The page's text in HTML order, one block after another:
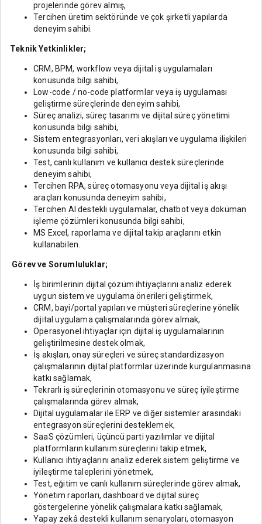
projelerinde görev almış,
Tercihen üretim sektöründe ve çok şirketli yapılarda
deneyim sahibi.
Teknik Yetkinlikler;
CRM, BPM, workflow veya dijital iş uygulamaları
konusunda bilgi sahibi,
Low-code / no-code platformlar veya iş uygulaması
geliştirme süreçlerinde deneyim sahibi,
Süreç analizi, süreç tasarımı ve dijital süreç yönetimi
konusunda bilgi sahibi,
Sistem entegrasyonları, veri akışları ve uygulama ilişkileri
konusunda bilgi sahibi,
Test, canlı kullanım ve kullanıcı destek süreçlerinde
deneyim sahibi,
Tercihen RPA, süreç otomasyonu veya dijital iş akışı
araçları konusunda deneyim sahibi,
Tercihen AI destekli uygulamalar, chatbot veya doküman
işleme çözümleri konusunda bilgi sahibi,
MS Excel, raporlama ve dijital takip araçlarını etkin
kullanabilen.
Görev ve Sorumluluklar;
İş birimlerinin dijital çözüm ihtiyaçlarını analiz ederek
uygun sistem ve uygulama önerileri geliştirmek,
CRM, bayi/portal yapıları ve müşteri süreçlerine yönelik
dijital uygulama çalışmalarında görev almak,
Operasyonel ihtiyaçlar için dijital iş uygulamalarının
geliştirilmesine destek olmak,
İş akışları, onay süreçleri ve süreç standardizasyon
çalışmalarının dijital platformlar üzerinde kurgulanmasına
katkı sağlamak,
Tekrarlı iş süreçlerinin otomasyonu ve süreç iyileştirme
çalışmalarında görev almak,
Dijital uygulamalar ile ERP ve diğer sistemler arasındaki
entegrasyon süreçlerini desteklemek,
SaaS çözümleri, üçüncü parti yazılımlar ve dijital
platformların kullanım süreçlerini takip etmek,
Kullanıcı ihtiyaçlarını analiz ederek sistem geliştirme ve
iyileştirme taleplerini yönetmek,
Test, eğitim ve canlı kullanım süreçlerinde görev almak,
Yönetim raporları, dashboard ve dijital süreç
göstergelerine yönelik çalışmalara katkı sağlamak,
Yapay zekâ destekli kullanım senaryoları, otomasyon